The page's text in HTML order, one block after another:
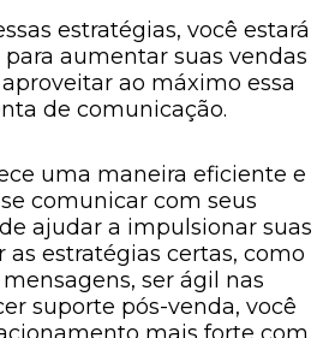
estratégias, você estará
aumentar suas vendas
ao máximo essa
de comunicação.
uma maneira eficiente e
comunicar com seus
ajudar a impulsionar suas
as estratégias certas, como
ser ágil nas
suporte pós-venda, você
mais forte com